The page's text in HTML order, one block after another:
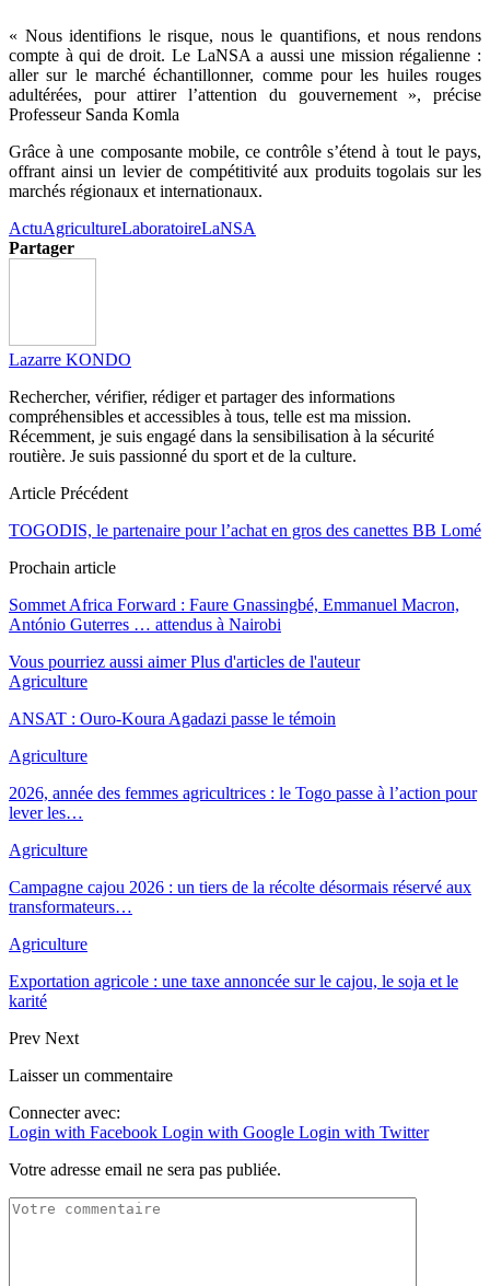
« Nous identifions le risque, nous le quantifions, et nous rendons
compte à qui de droit. Le LaNSA a aussi une mission régalienne :
aller sur le marché échantillonner, comme pour les huiles rouges
adultérées, pour attirer l’attention du gouvernement », précise
Professeur Sanda Komla
Grâce à une composante mobile, ce contrôle s’étend à tout le pays,
offrant ainsi un levier de compétitivité aux produits togolais sur les
marchés régionaux et internationaux.
ActuAgricultureLaboratoireLaNSA
Partager
Lazarre KONDO
Rechercher, vérifier, rédiger et partager des informations
compréhensibles et accessibles à tous, telle est ma mission.
Récemment, je suis engagé dans la sensibilisation à la sécurité
routière. Je suis passionné du sport et de la culture.
Article Précédent
TOGODIS, le partenaire pour l’achat en gros des canettes BB Lomé
Prochain article
Sommet Africa Forward : Faure Gnassingbé, Emmanuel Macron,
António Guterres … attendus à Nairobi
Vous pourriez aussi aimer Plus d'articles de l'auteur
Agriculture
ANSAT : Ouro-Koura Agadazi passe le témoin
Agriculture
2026, année des femmes agricultrices : le Togo passe à l’action pour
lever les…
Agriculture
Campagne cajou 2026 : un tiers de la récolte désormais réservé aux
transformateurs…
Agriculture
Exportation agricole : une taxe annoncée sur le cajou, le soja et le
karité
Prev Next
Laisser un commentaire
Connecter avec:
Login with Facebook Login with Google Login with Twitter
Votre adresse email ne sera pas publiée.